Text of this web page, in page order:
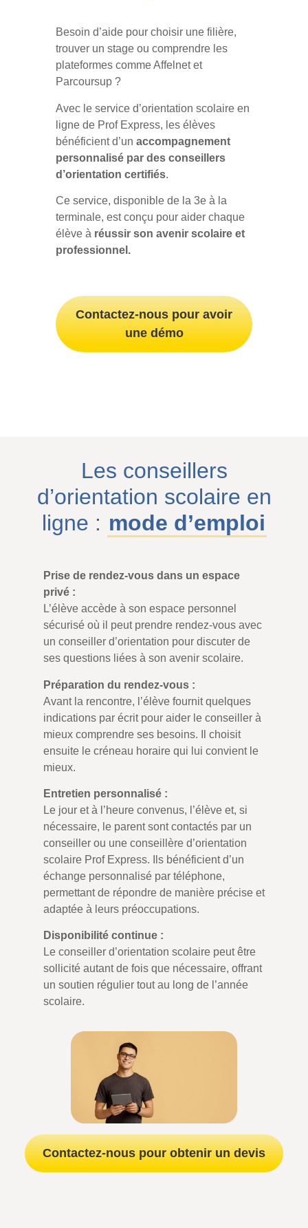
Besoin d’aide pour choisir une filière,
trouver un stage ou comprendre les
plateformes comme Affelnet et
Parcoursup ?
Avec le service d’orientation scolaire en
ligne de Prof Express, les élèves
bénéficient d’un accompagnement
personnalisé par des conseillers
d’orientation certifiés.
Ce service, disponible de la 3e à la
terminale, est conçu pour aider chaque
élève à réussir son avenir scolaire et
professionnel.
Contactez-nous pour avoir
une démo
Les conseillers
d’orientation scolaire en
ligne : mode d’emploi
Prise de rendez-vous dans un espace
privé :
L’élève accède à son espace personnel
sécurisé où il peut prendre rendez-vous avec
un conseiller d’orientation pour discuter de
ses questions liées à son avenir scolaire.
Préparation du rendez-vous :
Avant la rencontre, l’élève fournit quelques
indications par écrit pour aider le conseiller à
mieux comprendre ses besoins. Il choisit
ensuite le créneau horaire qui lui convient le
mieux.
Entretien personnalisé :
Le jour et à l’heure convenus, l’élève et, si
nécessaire, le parent sont contactés par un
conseiller ou une conseillère d’orientation
scolaire Prof Express. Ils bénéficient d’un
échange personnalisé par téléphone,
permettant de répondre de manière précise et
adaptée à leurs préoccupations.
Disponibilité continue :
Le conseiller d’orientation scolaire peut être
sollicité autant de fois que nécessaire, offrant
un soutien régulier tout au long de l’année
scolaire.
Contactez-nous pour obtenir un devis